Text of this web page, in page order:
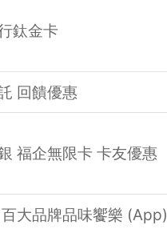
鈦金卡
回饋優惠
福企無限卡 卡友優惠
大品牌品味饗樂 (App)